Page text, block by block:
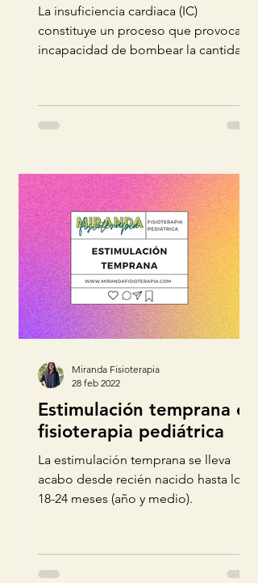
La insuficiencia cardiaca (IC)
constituye un proceso que provoca la
incapacidad de bombear la cantidad
Estimulación temprana en
fisioterapia pediátrica
La estimulación temprana se lleva
acabo desde recién nacido hasta los
18-24 meses (año y medio).
Miranda Fisioterapia
28 feb 2022